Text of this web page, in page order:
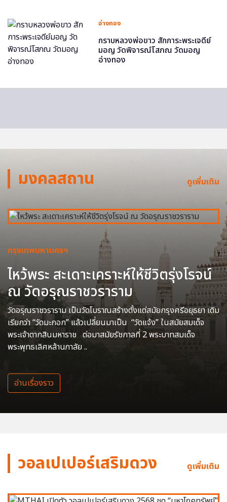
อ่างทอง
กราบหลวงพ่อขาว สักการะพระเจดีย์
มอญ วัดพิจารณ์โสภณ วัดมอญ
อ่างทอง
มงคลสถาน ดูเพิ่มเติม
กรุงเทพมหานครฯ
ไหว้พระ สะเดาะเคราะห์ให้ชีวิตรุ่งโรจน์
ณ วัดอรุณราชวราราม
วัดอรุณราชวราราม เป็นวัดโบราณสร้างตั้งแต่สมัยกรุงศรีอยุธยา เดิม
เรียกว่า “วัดมะกอก” แล้วเปลี่ยนมาเป็น “วัดแจ้ง” ในสมัยสมเด็จ
พระเจ้าตากสินมหาราช ต่อมาสมัยรัชกาลที่ 2 พระบาทสมเด็จ
พระพุทธเลิศหล้านภาลัย ..
อ่านเรื่องราว
วอลเปเปอร์เสริมดวง ดูเพิ่มเติม